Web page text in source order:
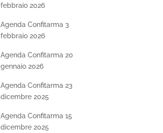
febbraio 2026
Agenda Confitarma 3
febbraio 2026
Agenda Confitarma 20
gennaio 2026
Agenda Confitarma 23
dicembre 2025
Agenda Confitarma 15
dicembre 2025